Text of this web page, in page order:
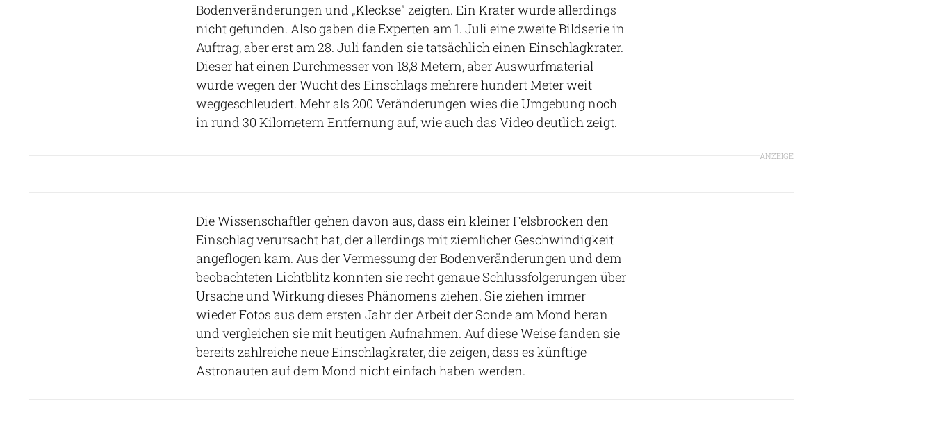
Bodenveränderungen und „Kleckse" zeigten. Ein Krater wurde allerdings
nicht gefunden. Also gaben die Experten am 1. Juli eine zweite Bildserie in
Auftrag, aber erst am 28. Juli fanden sie tatsächlich einen Einschlagkrater.
Dieser hat einen Durchmesser von 18,8 Metern, aber Auswurfmaterial
wurde wegen der Wucht des Einschlags mehrere hundert Meter weit
weggeschleudert. Mehr als 200 Veränderungen wies die Umgebung noch
in rund 30 Kilometern Entfernung auf, wie auch das Video deutlich zeigt.
ANZEIGE
Die Wissenschaftler gehen davon aus, dass ein kleiner Felsbrocken den
Einschlag verursacht hat, der allerdings mit ziemlicher Geschwindigkeit
angeflogen kam. Aus der Vermessung der Bodenveränderungen und dem
beobachteten Lichtblitz konnten sie recht genaue Schlussfolgerungen über
Ursache und Wirkung dieses Phänomens ziehen. Sie ziehen immer
wieder Fotos aus dem ersten Jahr der Arbeit der Sonde am Mond heran
und vergleichen sie mit heutigen Aufnahmen. Auf diese Weise fanden sie
bereits zahlreiche neue Einschlagkrater, die zeigen, dass es künftige
Astronauten auf dem Mond nicht einfach haben werden.